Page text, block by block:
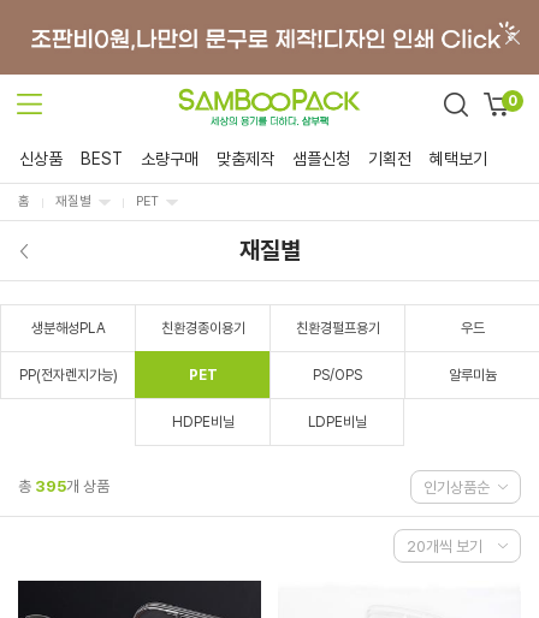
0
신상품 BEST 소량구매 맞춤제작 샘플신청 기획전 혜택보기
홈 재질별 PET
재질별
생분해성PLA 친환경종이용기 친환경펄프용기 우드
PP(전자렌지가능) PET PS/OPS 알루미늄
HDPE비닐 LDPE비닐
총 395개 상품